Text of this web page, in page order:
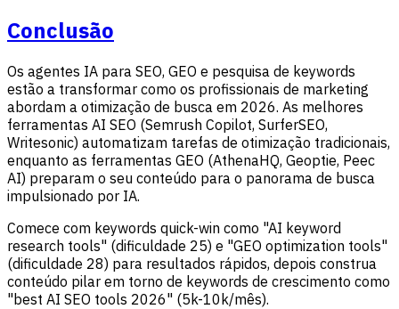
Conclusão
Os agentes IA para SEO, GEO e pesquisa de keywords
estão a transformar como os profissionais de marketing
abordam a otimização de busca em 2026. As melhores
ferramentas AI SEO (Semrush Copilot, SurferSEO,
Writesonic) automatizam tarefas de otimização tradicionais,
enquanto as ferramentas GEO (AthenaHQ, Geoptie, Peec
AI) preparam o seu conteúdo para o panorama de busca
impulsionado por IA.
Comece com keywords quick-win como "AI keyword
research tools" (dificuldade 25) e "GEO optimization tools"
(dificuldade 28) para resultados rápidos, depois construa
conteúdo pilar em torno de keywords de crescimento como
"best AI SEO tools 2026" (5k-10k/mês).